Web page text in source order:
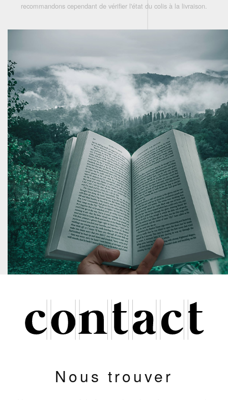
recommandons cependant de vérifier l'état du colis à la livraison.
Nous trouver